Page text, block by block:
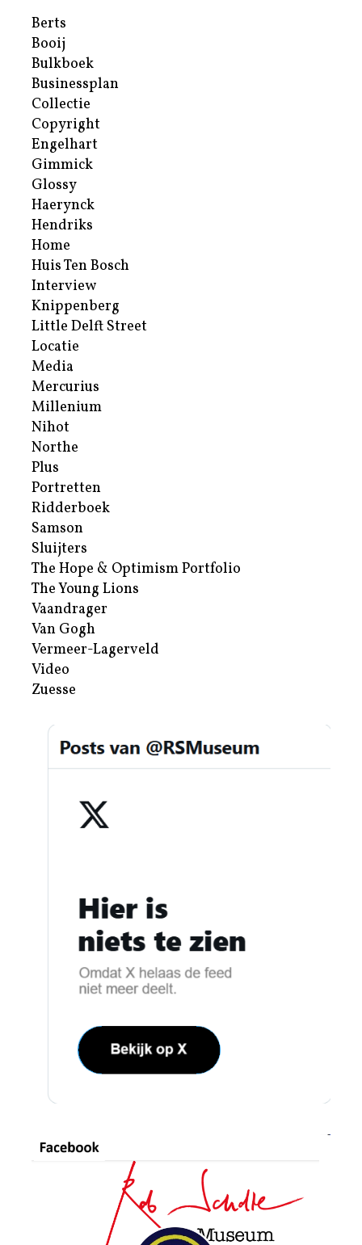
Berts
Booij
Bulkboek
Businessplan
Collectie
Copyright
Engelhart
Gimmick
Glossy
Haerynck
Hendriks
Home
Huis Ten Bosch
Interview
Knippenberg
Little Delft Street
Locatie
Media
Mercurius
Millenium
Nihot
Northe
Plus
Portretten
Ridderboek
Samson
Sluijters
The Hope & Optimism Portfolio
The Young Lions
Vaandrager
Van Gogh
Vermeer-Lagerveld
Video
Zuesse